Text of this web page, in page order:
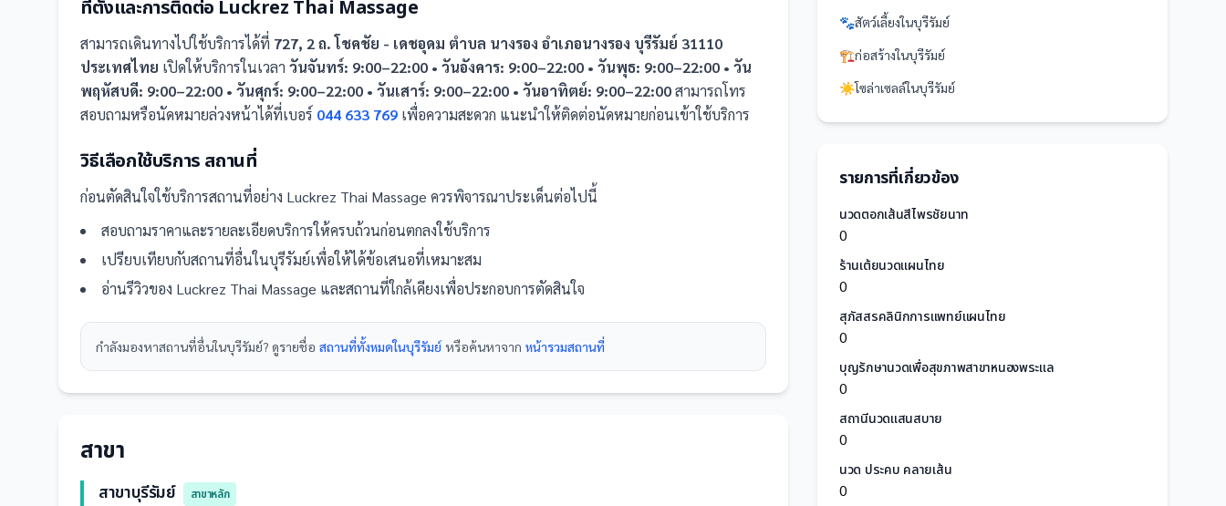
ที่ตั้งและการติดต่อ Luckrez Thai Massage
สามารถเดินทางไปใช้บริการได้ที่ 727, 2 ถ. โชคชัย - เดชอุดม ตำบล นางรอง อำเภอนางรอง บุรีรัมย์ 31110
ประเทศไทย เปิดให้บริการในเวลา วันจันทร์: 9:00–22:00 • วันอังคาร: 9:00–22:00 • วันพุธ: 9:00–22:00 • วัน
พฤหัสบดี: 9:00–22:00 • วันศุกร์: 9:00–22:00 • วันเสาร์: 9:00–22:00 • วันอาทิตย์: 9:00–22:00สามารถโทร
สอบถามหรือนัดหมายล่วงหน้าได้ที่เบอร์ 044 633 769 เพื่อความสะดวก แนะนำให้ติดต่อนัดหมายก่อนเข้าใช้บริการ
วิธีเลือกใช้บริการ สถานที่
ก่อนตัดสินใจใช้บริการสถานที่อย่าง Luckrez Thai Massage ควรพิจารณาประเด็นต่อไปนี้
สอบถามราคาและรายละเอียดบริการให้ครบถ้วนก่อนตกลงใช้บริการ
เปรียบเทียบกับสถานที่อื่นในบุรีรัมย์เพื่อให้ได้ข้อเสนอที่เหมาะสม
อ่านรีวิวของ Luckrez Thai Massage และสถานที่ใกล้เคียงเพื่อประกอบการตัดสินใจ
กำลังมองหาสถานที่อื่นในบุรีรัมย์? ดูรายชื่อ สถานที่ทั้งหมดในบุรีรัมย์ หรือค้นหาจาก หน้ารวมสถานที่
สาขา
สาขาบุรีรัมย์
สาขาหลัก
🐾สัตว์เลี้ยงในบุรีรัมย์
🏗️ก่อสร้างในบุรีรัมย์
☀️โซล่าเซลล์ในบุรีรัมย์
รายการที่เกี่ยวข้อง
นวดตอกเส้นสีไพรชัยนาท
0
ร้านเต้ยนวดแผนไทย
0
สุภัสสรคลินิกการแพทย์แผนไทย
0
บุญรักษานวดเพื่อสุขภาพสาขาหนองพระแล
0
สถานีนวดแสนสบาย
0
นวด ประคบ คลายเส้น
0